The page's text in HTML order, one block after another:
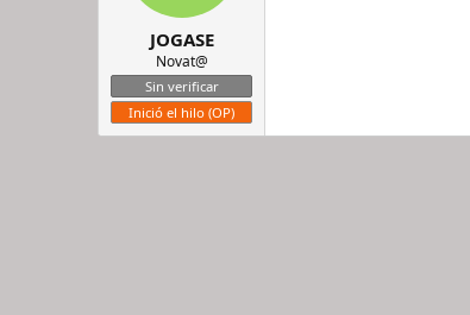
JOGASE
Novat@
Sin verificar
Inició el hilo (OP)